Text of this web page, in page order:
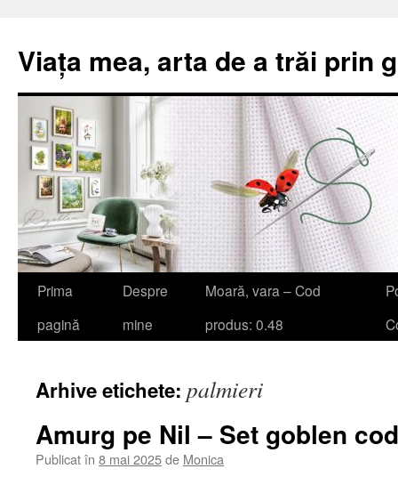
Viața mea, arta de a trăi prin
Sari
Prima
pagină
Despre
mine
Moară, vara – Cod
produs: 0.48
Arhive etichete: palmieri
Amurg pe Nil – Set goblen
Publicat în 8 mai 2025de Monica